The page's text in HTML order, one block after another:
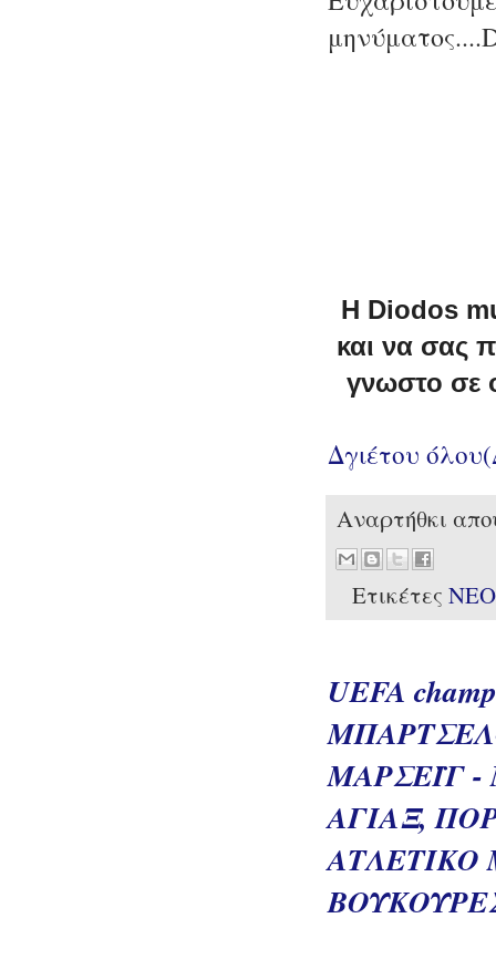
Η Diodos
και να σας
γνωστο σε
Δγιέτου
Αναρτήθκι
Ετικέτες
UEFA
ΜΑΡΣΕΪΓ -
ΑΓΙΑΞ,
ΑΤΛΕΤΙΚΟ